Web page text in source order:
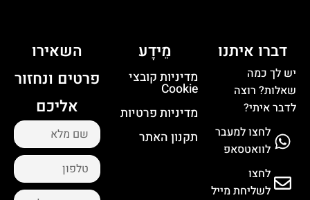
השאירו
פרטים ונחזור
אליכם
מֵידָע
מדיניות קובצי
Cookie
מדיניות פרטיות
תקנון האתר
דברו איתנו
יש לך כמה
שאלות? רוצה
לדבר איתי?
לחצו למעבר
לוואטסאפ
לחצו
לשליחת מייל